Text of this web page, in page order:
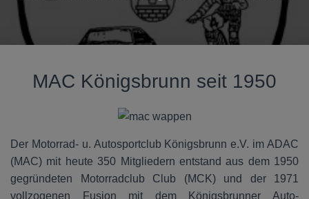
MAC Königsbrunn seit 1950
Der Motorrad- u. Autosportclub Königsbrunn e.V. im ADAC
(MAC) mit heute 350 Mitgliedern entstand aus dem 1950
gegründeten Motorradclub Club (MCK) und der 1971
vollzogenen Fusion mit dem Königsbrunner Auto-